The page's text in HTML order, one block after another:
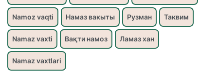
Namoz vaqti Намаз вакыты Рузман Таквим
Namaz vaxti Вақти намоз Ламаз хан
Namaz vaxtlari